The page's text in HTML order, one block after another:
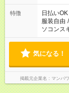
特徴 日払いOK
服装自由 /
ソコンス
気になる！
掲載元企業名 マンパ